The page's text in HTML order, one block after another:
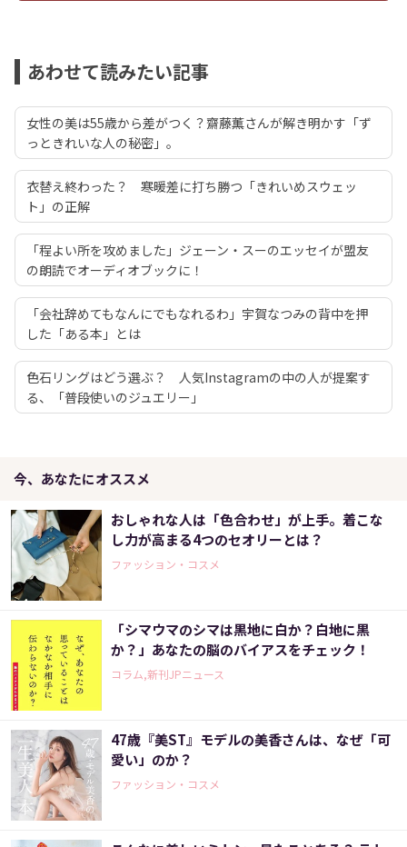
あわせて読みたい記事
女性の美は55歳から差がつく？齋藤薫さんが解き明かす「ず
っときれいな人の秘密」。
衣替え終わった？ 寒暖差に打ち勝つ「きれいめスウェッ
ト」の正解
「程よい所を攻めました」ジェーン・スーのエッセイが盟友
の朗読でオーディオブックに！
「会社辞めてもなんにでもなれるわ」宇賀なつみの背中を押
した「ある本」とは
色石リングはどう選ぶ？ 人気Instagramの中の人が提案す
る、「普段使いのジュエリー」
今、あなたにオススメ
おしゃれな人は「色合わせ」が上手。着こな
し力が高まる4つのセオリーとは？
ファッション・コスメ
「シマウマのシマは黒地に白か？白地に黒
か？」あなたの脳のバイアスをチェック！
コラム,新刊JPニュース
47歳『美ST』モデルの美香さんは、なぜ「可
愛い」のか？
ファッション・コスメ